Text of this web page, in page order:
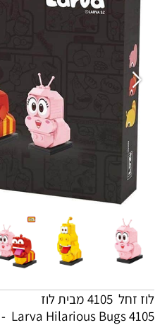
לוז זחל 4105 מבית לוז
- Larva Hilarious Bugs 4105